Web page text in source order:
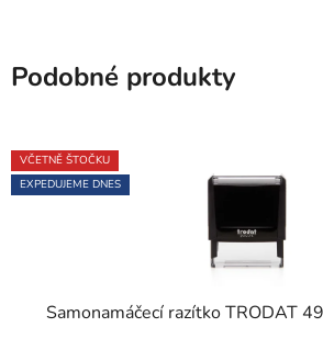
Podobné produkty
VČETNĚ ŠTOČKU
EXPEDUJEME DNES
Samonamáčecí razítko TRODAT